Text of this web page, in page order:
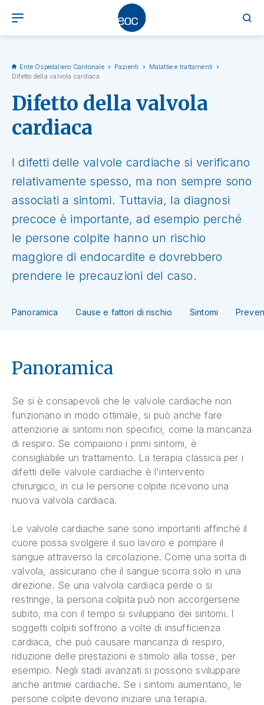
Ente Ospedaliero Cantonale Pazienti
Malattie e trattamenti
Difetto della valvola cardiaca
Difetto della valvola
cardiaca
I difetti delle valvole cardiache si verificano
relativamente spesso, ma non sempre sono
associati a sintomi. Tuttavia, la diagnosi
precoce è importante, ad esempio perché
le persone colpite hanno un rischio
maggiore di endocardite e dovrebbero
prendere le precauzioni del caso.
Panoramica Cause e fattori di rischio Sintomi
Panoramica
Se si è consapevoli che le valvole cardiache non
funzionano in modo ottimale, si può anche fare
attenzione ai sintomi non specifici, come la mancanza
di respiro. Se compaiono i primi sintomi, è
consigliabile un trattamento. La terapia classica per i
difetti delle valvole cardiache è l'intervento
chirurgico, in cui le persone colpite ricevono una
nuova valvola cardiaca.
Le valvole cardiache sane sono importanti affinché il
cuore possa svolgere il suo lavoro e pompare il
sangue attraverso la circolazione. Come una sorta di
valvola, assicurano che il sangue scorra solo in una
direzione. Se una valvola cardiaca perde o si
restringe, la persona colpita può non accorgersene
subito, ma con il tempo si sviluppano dei sintomi. I
soggetti colpiti soffrono a volte di insufficienza
cardiaca, che può causare mancanza di respiro,
riduzione delle prestazioni e stimolo alla tosse, per
esempio. Negli stadi avanzati si possono sviluppare
anche aritmie cardiache. Se i sintomi aumentano, le
persone colpite devono iniziare una terapia.